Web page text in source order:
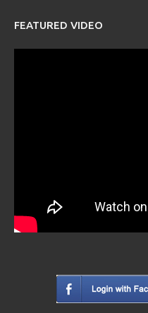
FEATURED VIDEO